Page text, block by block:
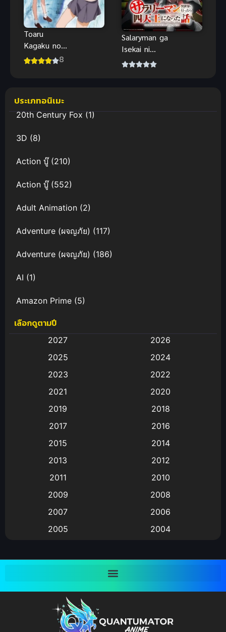
Toaru
Kagaku no
Railgun
ภาค 1
8
Salaryman ga
Isekai ni
Ittara
ประเภทอนิเมะ
20th Century Fox(1)
3D (8)
Action บู๊(210)
Action บู๊(552)
Adult Animation (2)
Adventure (ผจญภัย) (117)
Adventure (ผจญภัย) (186)
AI (1)
Amazon Prime (5)
Anal (ประตูหลัง)
Animation การ์ตูน
Animation อนิเมะ
Animation แอนิเมชัน
(9)
Big tits (นมใหญ่)
Bitch (ผู้หญิงร่าน)
Bondage (ทาส)(1)
(1)
เลือกดูตามปี
2027
2026
2025
2024
2023
2022
2021
2020
2019
2018
2017
2016
2015
2014
2013
2012
2011
2010
2009
2008
2007
2006
2005
2004
1997
1993